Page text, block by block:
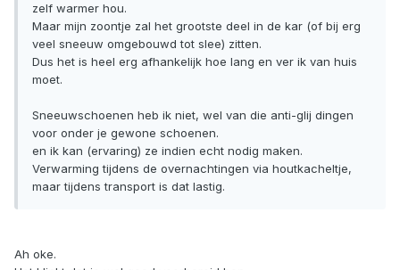
zelf warmer hou.
Maar mijn zoontje zal het grootste deel in de kar (of bij erg
veel sneeuw omgebouwd tot slee) zitten.
Dus het is heel erg afhankelijk hoe lang en ver ik van huis
moet.
Sneeuwschoenen heb ik niet, wel van die anti-glij dingen
voor onder je gewone schoenen.
en ik kan (ervaring) ze indien echt nodig maken.
Verwarming tijdens de overnachtingen via houtkacheltje,
maar tijdens transport is dat lastig.
Ah oke.